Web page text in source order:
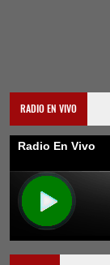
RADIO EN VIVO